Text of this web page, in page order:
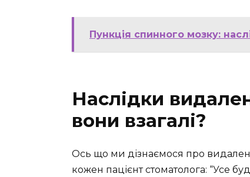
Пункція спинного мозку:
Наслідки
вони взагалі?
Ось що ми дізнаємося про
кожен пацієнт стоматолога: “Усе